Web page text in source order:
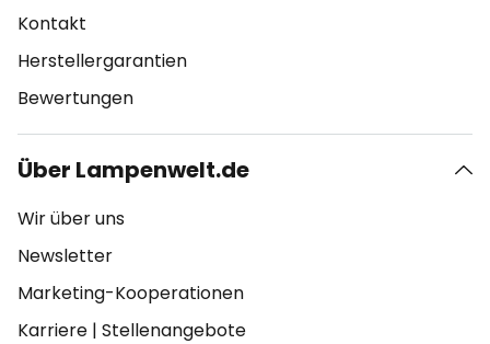
Kontakt
Herstellergarantien
Bewertungen
Über Lampenwelt.de
Wir über uns
Newsletter
Marketing-Kooperationen
Karriere | Stellenangebote